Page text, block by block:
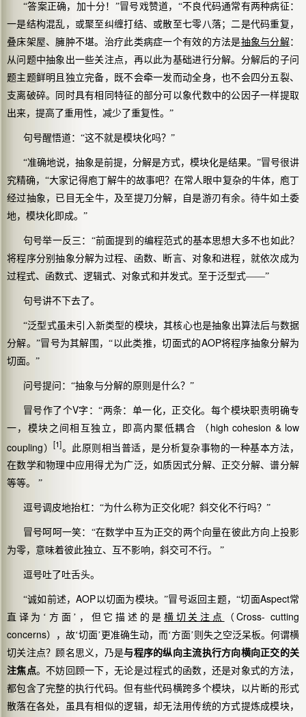
“答案正确，加十分！”冒号戏赞道，“不良代码通常有两种病征：
一是结构混乱，或聚至纠缠打结、或散至七零八落；二是代码重复，
叠床架屋、臃肿不堪。治疗此类病症一个有效的方法是抽象与分解：
从问题中抽象出一些关注点，再以此为基础进行分解。分解后的子问
题主题鲜明且独立完备，既不会牵一发而动全身，也不会四分五裂、
支离破碎。同时具有相同特征的部分可以象代数中的公因子一样提取
出来，提高了重用性，减少了重复性。”
句号醒悟道：“这不就是模块化吗？”
“准确地说，抽象是前提，分解是方式，模块化是结果。”冒号很讲
究精确，“大家记得庖丁解牛的故事吧？在常人眼中复杂的牛体，庖丁
经过抽象 ，已目无全牛，及至提刀分解 ，自是游刃有余。待牛如土委
地， 模块化即成。”
句号举一反三：“前面提到的编程范式的基本思想大多不也如此？
将程序分别抽象分解为过程、函数、断言、对象和进程，就依次成为
过程式、函数式、逻辑式、对象式和并发式。至于泛型式——”
句号讲不下去了。
“泛型式虽未引入新类型的模块，其核心也是抽象出算法后与数据
分解。”冒号为其解围，“以此类推，切面式的AOP将程序抽象分解为
切面。”
问号提问：“抽象与分解的原则是什么？”
冒号作了个V字：“两条：单一化，正交化。每个模块职责明确专
一，模块之间相互独立，即 高内聚低耦合 （ high cohesion & low
coupling） [1]。此原则相当普适，是分析复杂事物的一种基本方法，
在数学和物理中应用得尤为广泛，如质因式分解、正交分解、谱分解
等等。 ”
逗号调皮地抬杠：“为什么称为正交化呢？斜交化不行吗？”
冒号呵呵一笑：“在数学中互为正交的两个向量在彼此方向上投影
为零，意味着彼此独立、互不影响，斜交可不行。 ”
逗号吐了吐舌头。
“诚如前述，AOP以切面为模块。”冒号返回主题，“切面Aspect常
直译为‘方面’，但它描述的是 横切关注点 （Cross- cutting
concerns），故‘切面’更准确生动，而‘方面’则失之空泛呆板。何谓横
切关注点？顾名思义，乃是与程序的纵向主流执行方向横向正交的关
注焦点。不妨回顾一下，无论是过程式的函数，还是对象式的方法，
都包含了完整的执行代码。但有些代码横跨多个模块，以片断的形式
散落在各处，虽具有相似的逻辑，却无法用传统的方式提炼成模块，